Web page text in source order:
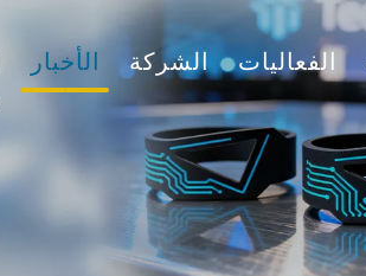
الفعاليات الشركة الأخبار